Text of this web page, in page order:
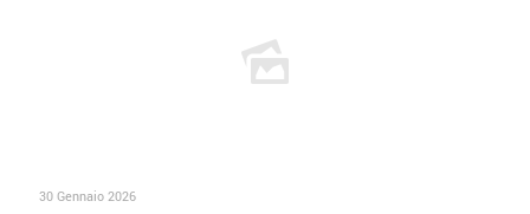
30 Gennaio 2026